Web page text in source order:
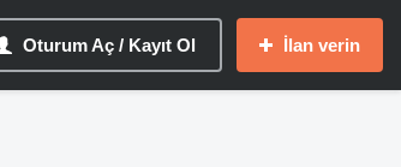
Oturum Aç / Kayıt Ol İlan verin